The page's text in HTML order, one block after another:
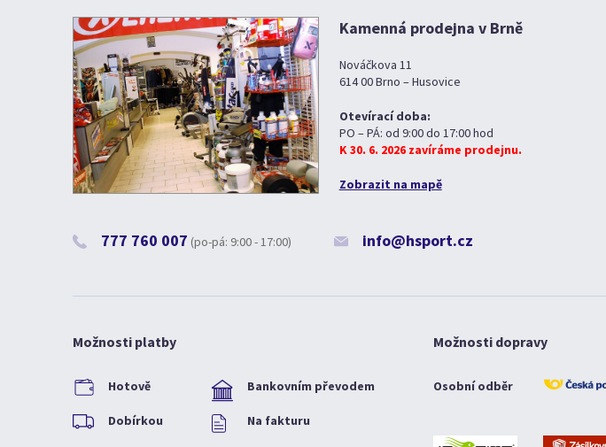
Kamenná prodejna v Brně
Nováčkova 11
614 00 Brno – Husovice
Otevírací doba:
PO – PÁ: od 9:00 do 17:00 hod
K 30. 6. 2026 zavíráme prodejnu.
Zobrazit na mapě
777 760 007 (po-pá: 9:00 - 17:00) info@hsport.cz
Možnosti platby
Hotově Bankovním převodem
Dobírkou Na fakturu
Možnosti dopravy
Osobní odběr